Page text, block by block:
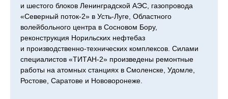
и шестого блоков Ленинградской АЭС, газопровода
«Северный поток-2» в Усть-Луге, Областного
волейбольного центра в Сосновом Бору,
реконструкция Норильских нефтебаз
и производственно-технических комплексов. Силами
специалистов «ТИТАН‑2» произведены ремонтные
работы на атомных станциях в Смоленске, Удомле,
Ростове, Саратове и Нововоронеже.